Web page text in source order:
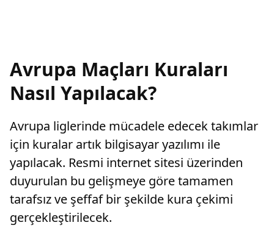
Avrupa Maçları Kuraları
Nasıl Yapılacak?
Avrupa liglerinde mücadele edecek takımlar
için kuralar artık bilgisayar yazılımı ile
yapılacak. Resmi internet sitesi üzerinden
duyurulan bu gelişmeye göre tamamen
tarafsız ve şeffaf bir şekilde kura çekimi
gerçekleştirilecek.